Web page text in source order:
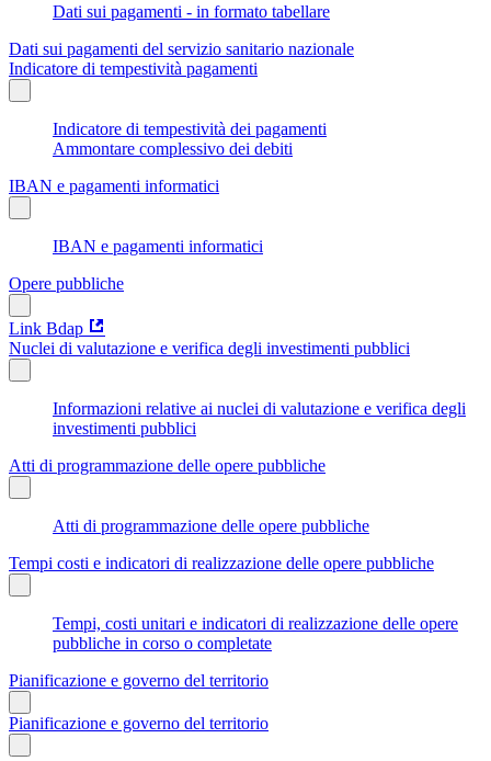
Dati sui pagamenti - in formato tabellare
Dati sui pagamenti del servizio sanitario nazionale
Indicatore di tempestività pagamenti
Indicatore di tempestività dei pagamenti
Ammontare complessivo dei debiti
IBAN e pagamenti informatici
IBAN e pagamenti informatici
Opere pubbliche
Link Bdap
Nuclei di valutazione e verifica degli investimenti pubblici
Informazioni relative ai nuclei di valutazione e verifica degli
investimenti pubblici
Atti di programmazione delle opere pubbliche
Atti di programmazione delle opere pubbliche
Tempi costi e indicatori di realizzazione delle opere pubbliche
Tempi, costi unitari e indicatori di realizzazione delle opere
pubbliche in corso o completate
Pianificazione e governo del territorio
Pianificazione e governo del territorio